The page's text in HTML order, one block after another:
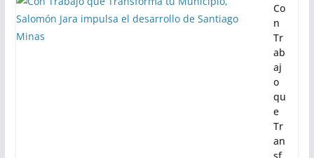
Co
n
Tr
ab
aj
o
qu
e
Tr
an
sf